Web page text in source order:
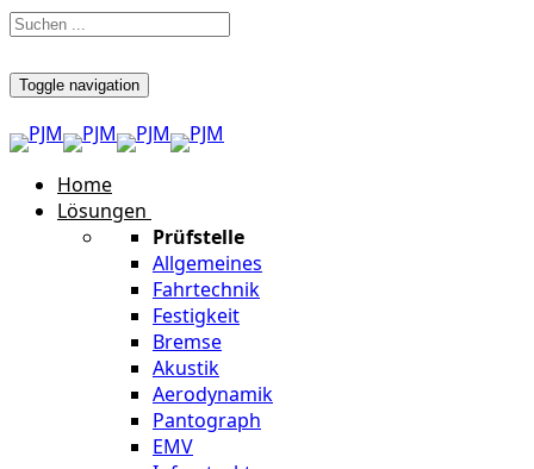
Toggle navigation
Home
Lösungen
Prüfstelle
Allgemeines
Fahrtechnik
Festigkeit
Bremse
Akustik
Aerodynamik
Pantograph
EMV